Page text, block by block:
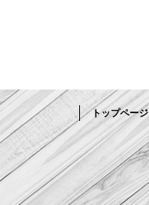
トップページ